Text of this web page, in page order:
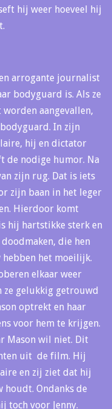
hij weer hoeveel hij
arrogante journalist
bodyguard is. Als ze
aangevallen,
In zijn
hij en dictator
de nodige humor. Na
zijn rug. Dat is iets
zijn baan in het leger
Hierdoor komt
hij hartstikke sterk en
die hen
het moeilijk.
elkaar weer
ze gelukkig getrouwd
optrekt en haar
voor hem te krijgen.
Mason wil niet. Dit
uit de film. Hij
en zij ziet dat hij
houdt. Ondanks de
toch voor Jenny.